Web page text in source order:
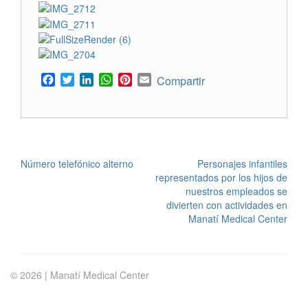
Facebook
TwitterLinkedInWhatsApp
Pinterest
Email
Compartir
POST
Número telefónico alterno
Personajes infantiles
representados por los hijos de
nuestros empleados se
divierten con actividades en
Manatí Medical Center
© 2026 | Manatí Medical Center